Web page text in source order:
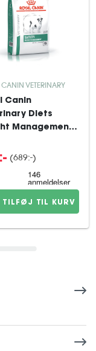
CANIN VETERINARY
Canin
Diets
Management
til hund 8 kg
(689:-)
TILFØJ TIL KURV